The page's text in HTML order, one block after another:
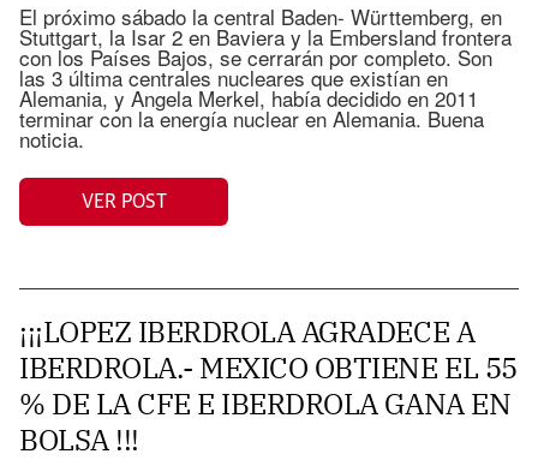
El próximo sábado la central Baden- Württemberg, en
Stuttgart, la Isar 2 en Baviera y la Embersland frontera
con los Países Bajos, se cerrarán por completo. Son
las 3 última centrales nucleares que existían en
Alemania, y Angela Merkel, había decidido en 2011
terminar con la energía nuclear en Alemania. Buena
noticia.
VER POST
¡¡¡LOPEZ IBERDROLA AGRADECE A
IBERDROLA.- MEXICO OBTIENE EL 55
% DE LA CFE E IBERDROLA GANA EN
BOLSA !!!